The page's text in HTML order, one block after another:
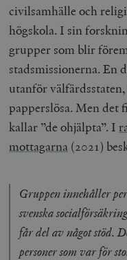
civilsamhälle och
högskola. I sin
grupper som blir
stadsmissionerna. En
utanför
papperslösa. Men det
kallar ”de ohjälpta”. I
mottagarna (2021)
Gruppen innehåller
svenska
får del av något stöd.
personer som var för